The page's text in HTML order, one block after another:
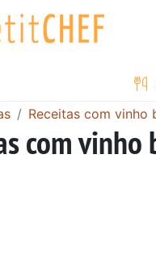
Receitas com vinho
com